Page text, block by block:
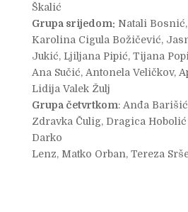
Škalić
Grupa srijedom: Natali
Karolina Cigula Božičević,
Jukić, Ljiljana Pipić, Tijana
Ana Sučić, Antonela Veličkov,
Lidija Valek Žulj
Grupa četvrtkom: Anđa
Zdravka Čulig, Dragica
Darko
Lenz, Matko Orban, Tereza